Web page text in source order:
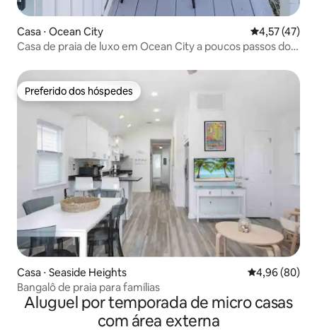
Casa ⋅ Ocean City 4,57 de uma
4,57 (47)
Casa de praia de luxo em Ocean City a poucos passos do
Preferido dos hóspedes
Preferido dos hóspedes
Casa ⋅ Seaside Heights 4,96 de uma
4,96 (80)
Bangalô de praia para famílias
Aluguel por temporada de micro casas
com área externa